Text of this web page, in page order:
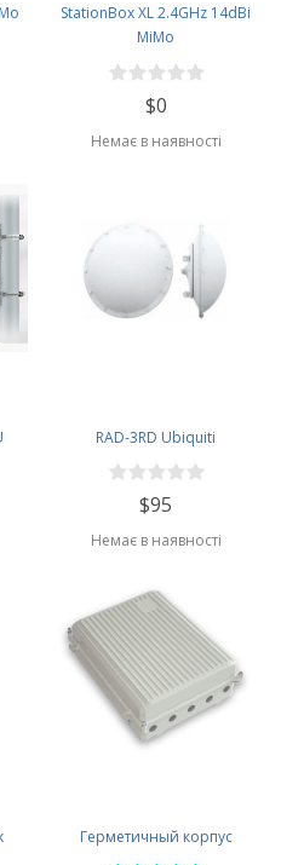
StationBox XL 2.4GHz 14dBi
MiMo
$0
Немає в наявності
RAD-3RD Ubiquiti
$95
Немає в наявності
Герметичный корпус